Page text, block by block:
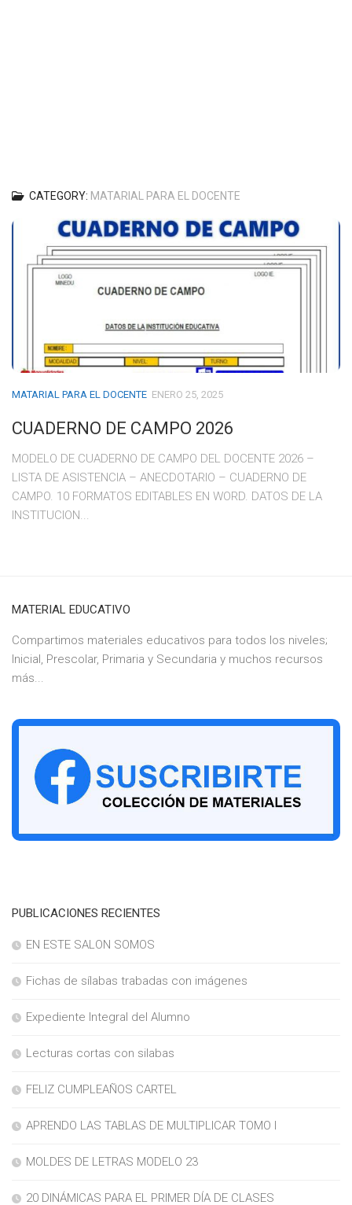
CATEGORY: MATARIAL PARA EL DOCENTE
MATARIAL PARA EL DOCENTE ENERO 25, 2025
CUADERNO DE CAMPO 2026
MODELO DE CUADERNO DE CAMPO DEL DOCENTE 2026 –
LISTA DE ASISTENCIA – ANECDOTARIO – CUADERNO DE
CAMPO. 10 FORMATOS EDITABLES EN WORD. DATOS DE LA
INSTITUCION...
MATERIAL EDUCATIVO
Compartimos materiales educativos para todos los niveles;
Inicial, Prescolar, Primaria y Secundaria y muchos recursos
más...
PUBLICACIONES RECIENTES
EN ESTE SALON SOMOS
Fichas de sílabas trabadas con imágenes
Expediente Integral del Alumno
Lecturas cortas con silabas
FELIZ CUMPLEAÑOS CARTEL
APRENDO LAS TABLAS DE MULTIPLICAR TOMO I
MOLDES DE LETRAS MODELO 23
20 DINÁMICAS PARA EL PRIMER DÍA DE CLASES